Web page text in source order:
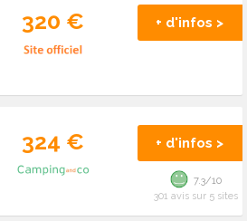
320 € + d'infos >
324 € + d'infos >
7.3/10
301 avis sur 5 sites